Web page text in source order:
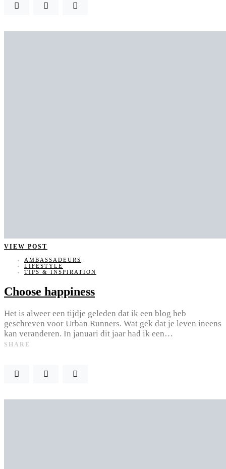
VIEW POST
AMBASSADEURS
LIFESTYLE
TIPS & INSPIRATION
Choose happiness
Het is alweer een tijdje geleden dat ik een blog heb
geschreven voor Urban Runners. Wat gek dat je leven ineens
kan veranderen. In januari dit jaar had ik een…
SHARE